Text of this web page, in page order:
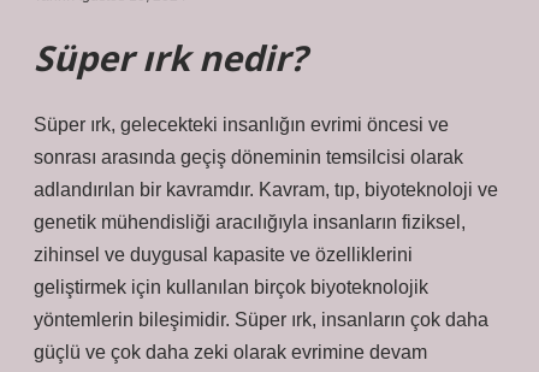
Süper ırk nedir?
Süper ırk, gelecekteki insanlığın evrimi öncesi ve
sonrası arasında geçiş döneminin temsilcisi olarak
adlandırılan bir kavramdır. Kavram, tıp, biyoteknoloji ve
genetik mühendisliği aracılığıyla insanların fiziksel,
zihinsel ve duygusal kapasite ve özelliklerini
geliştirmek için kullanılan birçok biyoteknolojik
yöntemlerin bileşimidir. Süper ırk, insanların çok daha
güçlü ve çok daha zeki olarak evrimine devam